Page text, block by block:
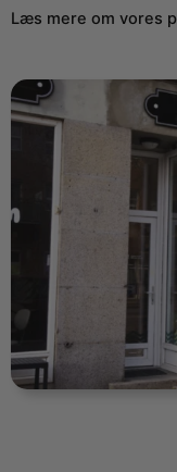
Læs mere om vores